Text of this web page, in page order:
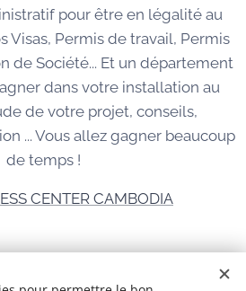
pour être en légalité au
Visas, Permis de travail, Permis
de Société... Et un département
dans votre installation au
de votre projet, conseils,
... Vous allez gagner beaucoup
de temps !
CENTER CAMBODIA
Tous droits réservés